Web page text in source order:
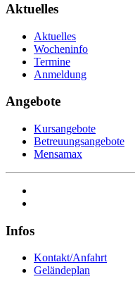
Aktuelles
Aktuelles
Wocheninfo
Termine
Anmeldung
Angebote
Kursangebote
Betreuungsangebote
Mensamax
Infos
Kontakt/Anfahrt
Geländeplan